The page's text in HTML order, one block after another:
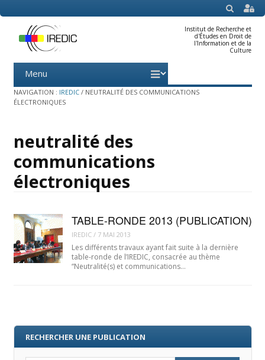
SEARCH
Institut de Recherche et
d'Études en Droit de
l'Information et de la
Culture
Menu
content
NAVIGATION : IREDIC / NEUTRALITÉ DES COMMUNICATIONS
ÉLECTRONIQUES
neutralité des
communications
électroniques
TABLE-RONDE 2013 (PUBLICATION)
IREDIC/ 7 MAI 2013
Les différents travaux ayant fait suite à la dernière
table-ronde de l’IREDIC, consacrée au thème
“Neutralité(s) et communications…
RECHERCHER UNE PUBLICATION